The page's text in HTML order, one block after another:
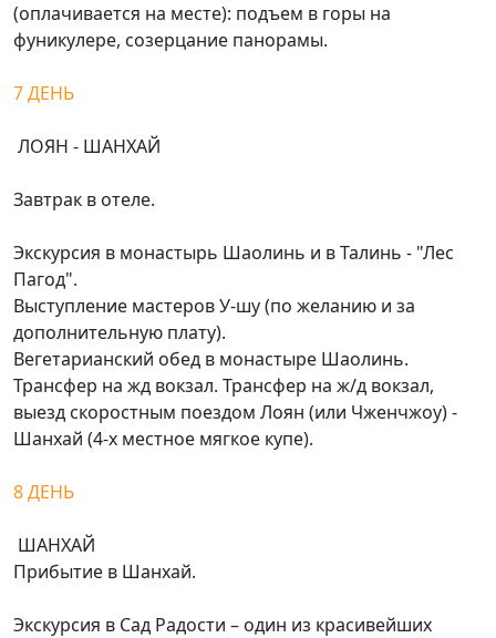
(оплачивается на месте): подъем в горы на
фуникулере, созерцание панорамы.
7 ДЕНЬ
ЛОЯН - ШАНХАЙ
Завтрак в отеле.
Экскурсия в монастырь Шаолинь и в Талинь - "Лес
Пагод".
Выступление мастеров У-шу (по желанию и за
дополнительную плату).
Вегетарианский обед в монастыре Шаолинь.
Трансфер на жд вокзал. Трансфер на ж/д вокзал,
выезд скоростным поездом Лоян (или Чженчжоу) -
Шанхай (4-х местное мягкое купе).
8 ДЕНЬ
ШАНХАЙ
Прибытие в Шанхай.
Экскурсия в Сад Радости – один из красивейших